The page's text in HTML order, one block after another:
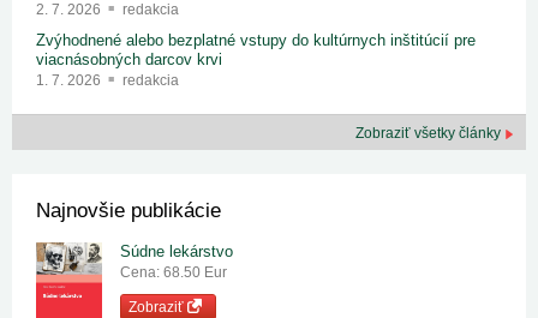
2. 7. 2026 redakcia
Zvýhodnené alebo bezplatné vstupy do kultúrnych inštitúcií pre
viacnásobných darcov krvi
1. 7. 2026 redakcia
Zobraziť všetky články
Najnovšie publikácie
Súdne lekárstvo
Cena: 68.50 Eur
Zobraziť